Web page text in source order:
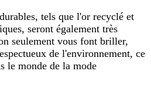
tels que l'or recyclé et
seront également très
seulement vous font briller,
de l'environnement, ce
le monde de la mode